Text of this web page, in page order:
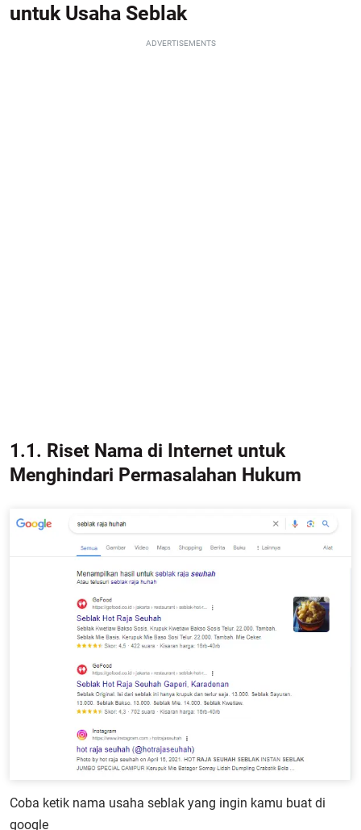
untuk Usaha Seblak
ADVERTISEMENTS
1.1. Riset Nama di Internet untuk
Menghindari Permasalahan Hukum
Coba ketik nama usaha seblak yang ingin kamu buat di
google